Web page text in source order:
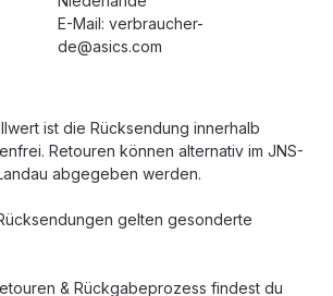
E-Mail: verbraucher-
de@asics.com
ist die Rücksendung innerhalb
Retouren können alternativ im JNS-
abgegeben werden.
gelten gesonderte
& Rückgabeprozess findest du